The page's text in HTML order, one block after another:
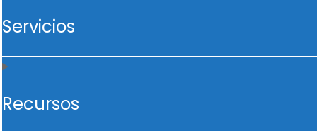
Servicios
Recursos